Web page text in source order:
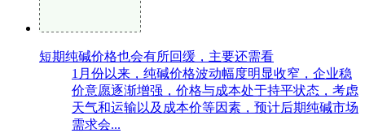
短期纯碱价格也会有所回缓，主要还需看
1月份以来，纯碱价格波动幅度明显收窄，企业稳
价意愿逐渐增强，价格与成本处于持平状态，考虑
天气和运输以及成本价等因素，预计后期纯碱市场
需求会...